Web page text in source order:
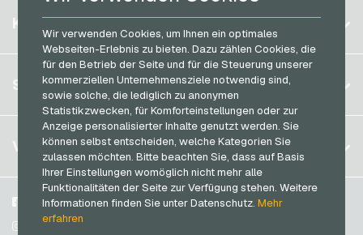
Wir verwenden Cookies, um Ihnen ein optimales
Webseiten-Erlebnis zu bieten. Dazu zählen Cookies, die
für den Betrieb der Seite und für die Steuerung unserer
kommerziellen Unternehmensziele notwendig sind,
sowie solche, die lediglich zu anonymen
Statistikzwecken, für Komforteinstellungen oder zur
Anzeige personalisierter Inhalte genutzt werden. Sie
können selbst entscheiden, welche Kategorien Sie
zulassen möchten. Bitte beachten Sie, dass auf Basis
Ihrer Einstellungen womöglich nicht mehr alle
Funktionalitäten der Seite zur Verfügung stehen. Weitere
Informationen finden Sie unter Datenschutz.Mehr
erfahren
Saturn Geschenkkarten
Shell Geschenkkarten
Spotify Premium Geschenkkarten
Thalia Geschenkkarten
TikTok Geschenkkarten
toom Geschenkkarten
Wolt Geschenkkarten
World of Sweets Geschenkkarten
Wunschgutschein Geschenkkarten
Razer Gold Bezahlkarten
Transcash Bezahlkarten
Belgien
Brasilien
Deutschland (DE)
Deutschland (EN)
Frankreich
Italien
Niederlande
Österreich
Portugal
KONTO
Registrieren
Anmelden
Mein Warenkorb
SERVICE
FAQ
Zahlungsmethoden
&Widerrufsrecht
Datenschutzrichtlinien
VGO-SHOP
Über uns
Blog
Facebook
Instagram